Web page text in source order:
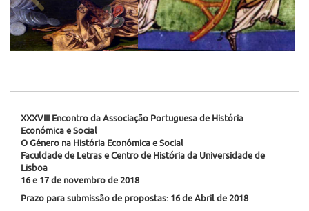
XXXVIII Encontro da Associação Portuguesa de História
Económica e Social
O Género na História Económica e Social
Faculdade de Letras e Centro de História da Universidade de
Lisboa
16 e 17 de novembro de 2018
Prazo para submissão de propostas: 16 de Abril de 2018